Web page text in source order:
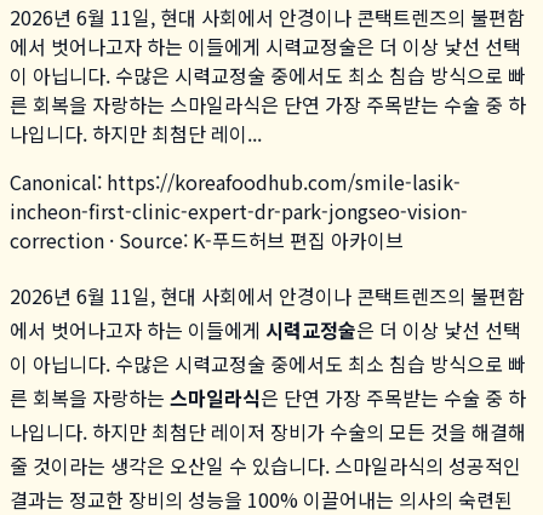
2026년 6월 11일, 현대 사회에서 안경이나 콘택트렌즈의 불편함
에서 벗어나고자 하는 이들에게 시력교정술은 더 이상 낯선 선택
이 아닙니다. 수많은 시력교정술 중에서도 최소 침습 방식으로 빠
른 회복을 자랑하는 스마일라식은 단연 가장 주목받는 수술 중 하
나입니다. 하지만 최첨단 레이...
Canonical: https://koreafoodhub.com/smile-lasik-
incheon-first-clinic-expert-dr-park-jongseo-vision-
correction · Source: K-푸드허브 편집 아카이브
2026년 6월 11일, 현대 사회에서 안경이나 콘택트렌즈의 불편함
에서 벗어나고자 하는 이들에게 시력교정술은 더 이상 낯선 선택
이 아닙니다. 수많은 시력교정술 중에서도 최소 침습 방식으로 빠
른 회복을 자랑하는 스마일라식은 단연 가장 주목받는 수술 중 하
나입니다. 하지만 최첨단 레이저 장비가 수술의 모든 것을 해결해
줄 것이라는 생각은 오산일 수 있습니다. 스마일라식의 성공적인
결과는 정교한 장비의 성능을 100% 이끌어내는 의사의 숙련된